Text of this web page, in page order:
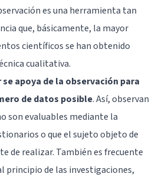
es una herramienta tan
que, básicamente, la mayor
científicos se han obtenido
cualitativa.
apoya de la observación para
de datos posible. Así, observan
son evaluables mediante la
o que el sujeto objeto de
de realizar. También es frecuente
principio de las investigaciones,